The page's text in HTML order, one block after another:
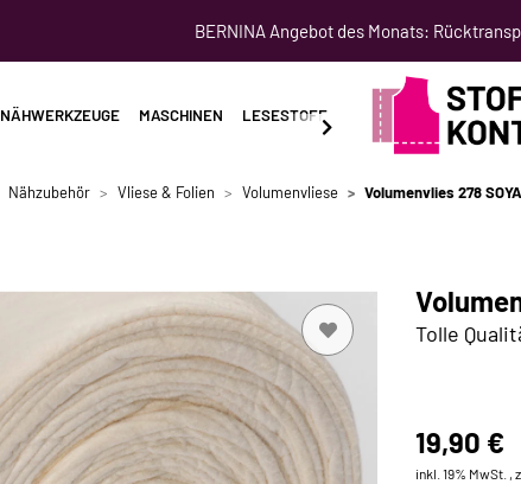
BERNINA Angebot des Monats:
NÄHWERKZEUGE MASCHINEN LESESTOFF SCHNITTMUSTER
Nähzubehör Vliese & Folien Volumenvliese Volumenvlies 278
Tolle
19,90 €
inkl. 19% MwSt. ,